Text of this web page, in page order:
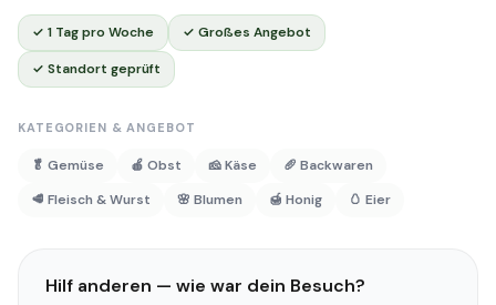
✓ 1 Tag pro Woche ✓ Großes Angebot
✓ Standort geprüft
KATEGORIEN & ANGEBOT
🥬 Gemüse 🍎 Obst 🧀 Käse
🥖 Backwaren
🥩 Fleisch & Wurst
🌸 Blumen 🍯 Honig 🥚 Eier
Hilf anderen — wie war dein Besuch?